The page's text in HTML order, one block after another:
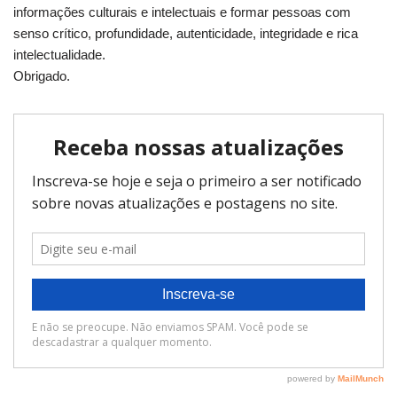
informações culturais e intelectuais e formar pessoas com
senso crítico, profundidade, autenticidade, integridade e rica
intelectualidade.
Obrigado.